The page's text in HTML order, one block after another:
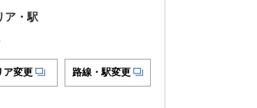
ア・駅
ア変更 路線・駅変更